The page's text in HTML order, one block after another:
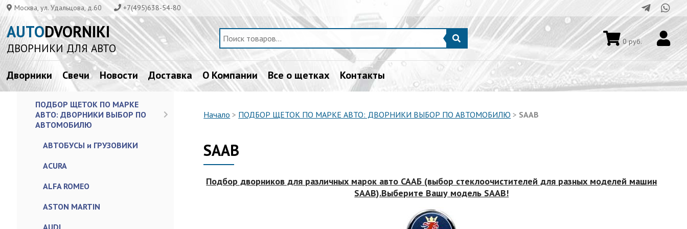
Москва, ул. Удальцова, д.60 +7(495)638-54-80
AUTODVORNIKI
ДВОРНИКИ ДЛЯ АВТО 0руб.
Дворники Свечи Новости Доставка О Компании Все о щетках Контакты
ПОДБОР ЩЕТОК ПО МАРКЕ
АВТО: ДВОРНИКИ ВЫБОР ПО
АВТОМОБИЛЮ
АВТОБУСЫ и ГРУЗОВИКИ
ACURA
ALFA ROMEO
ASTON MARTIN
AUDI
Начало > ПОДБОР ЩЕТОК ПО МАРКЕ АВТО: ДВОРНИКИ ВЫБОР ПО АВТОМОБИЛЮ > SAAB
SAAB
Подбор дворников для различных марок авто СААБ (выбор стеклоочистителей для разных моделей машин
SAAB).Выберите Вашу модель SAAB!